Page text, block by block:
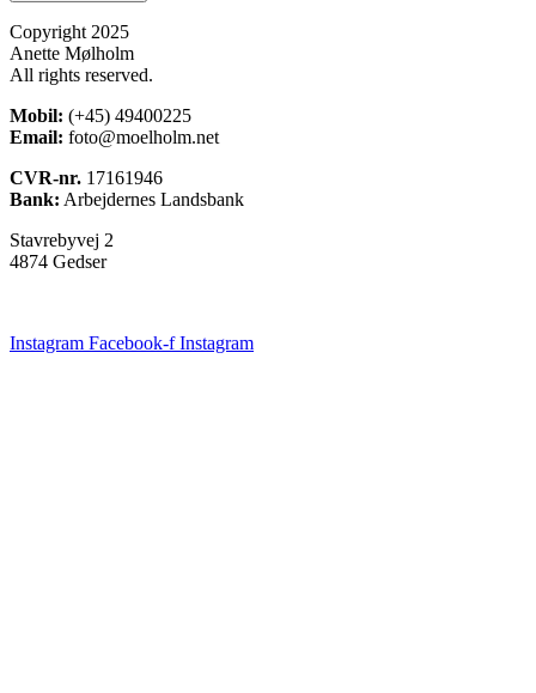
Copyright 2025
Anette Mølholm
All rights reserved.
Mobil: (+45) 49400225
Email: foto@moelholm.net
CVR-nr. 17161946
Bank: Arbejdernes Landsbank
Stavrebyvej 2
4874 Gedser
Instagram Facebook-f Instagram